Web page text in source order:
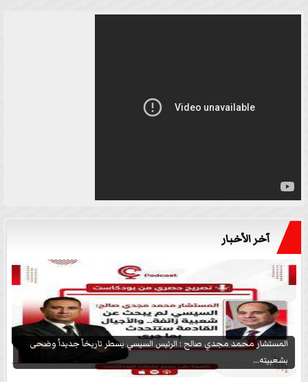
آخر الأخبار
المستشار محمد مجدي صالح : الرئيس السيسي يسطر تاريخاً جديداً وضحى
بشعبيته...